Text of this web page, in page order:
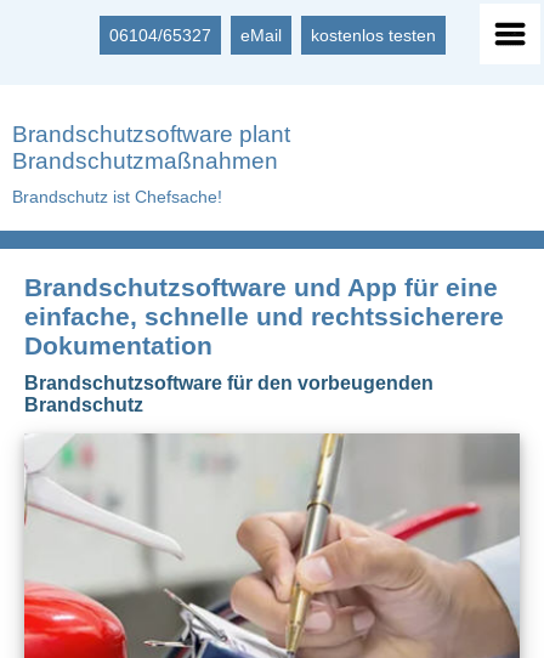
06104/65327 eMail kostenlos testen
Brandschutzsoftware plant
Brandschutzmaßnahmen
Brandschutz ist Chefsache!
Brandschutzsoftware und App für eine
einfache, schnelle und rechtssicherere
Dokumentation
Brandschutzsoftware für den vorbeugenden
Brandschutz